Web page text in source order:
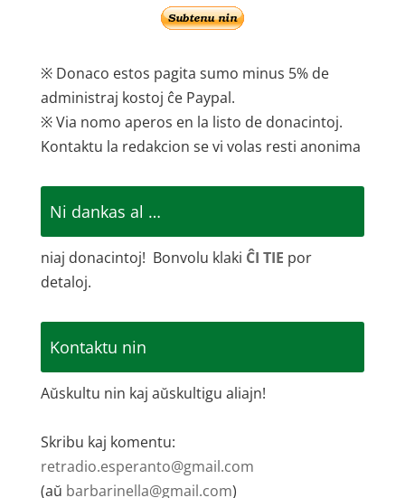
※ Donaco estos pagita sumo minus 5% de
administraj kostoj ĉe Paypal.
※ Via nomo aperos en la listo de donacintoj.
Kontaktu la redakcion se vi volas resti anonima
Ni dankas al …
niaj donacintoj! Bonvolu klaki ĈI TIE por
detaloj.
Kontaktu nin
Aŭskultu nin kaj aŭskultigu aliajn!
Skribu kaj komentu:
retradio.esperanto@gmail.com
(aŭ barbarinella@gmail.com)